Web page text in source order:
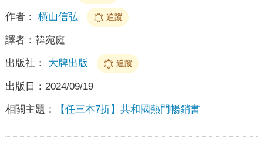
作者： 橫山信弘 追蹤
譯者： 韓宛庭
出版社： 大牌出版 追蹤
出版日： 2024/09/19
相關主題： 【任三本7折】共和國熱門暢銷書